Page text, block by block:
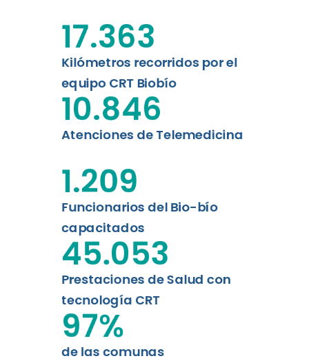
Leer más
Kilómetros recorridos por el
equipo CRT Biobío
17.363
Atenciones de Telemedicina
10.846
Funcionarios del Bio-bío
capacitados
1.209
Prestaciones de Salud con
tecnología CRT
45.053
de las comunas
97%